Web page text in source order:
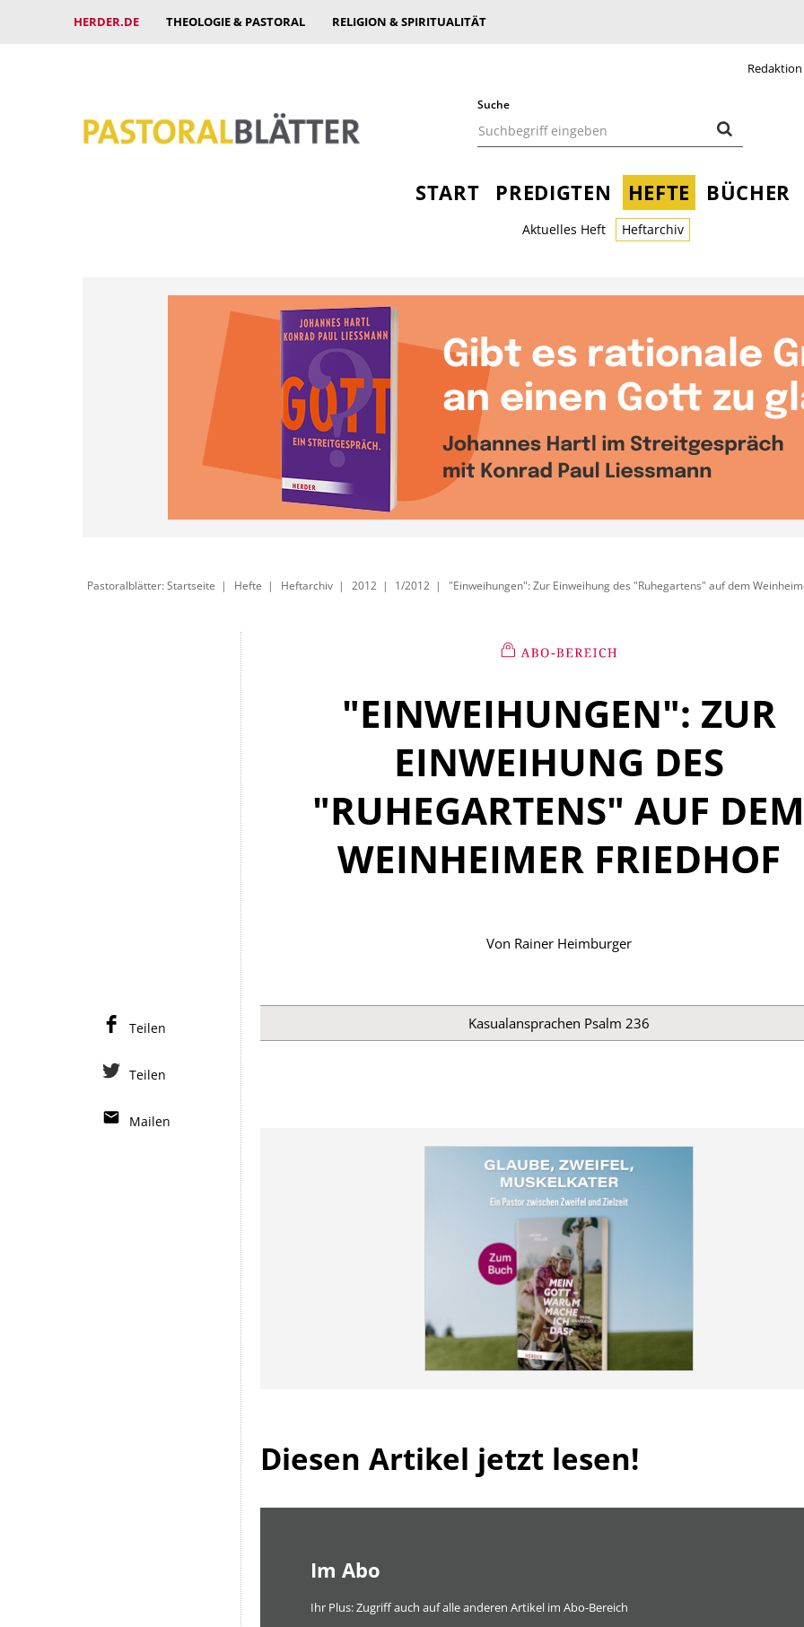
HERDER.DE THEOLOGIE & PASTORAL RELIGION & SPIRITUALITÄT
Redaktion
Suche
START PREDIGTEN HEFTE BÜCHER
Aktuelles Heft Heftarchiv
Pastoralblätter: Startseite Hefte Heftarchiv 2012 1/2012 "Einweihungen": Zur Einweihung des "Ruhegartens" auf dem
"EINWEIHUNGEN": ZUR
EINWEIHUNG DES
"RUHEGARTENS" AUF DEM
WEINHEIMER FRIEDHOF
Von Rainer Heimburger
Kasualansprachen Psalm 236
Diesen Artikel jetzt lesen!
Im Abo
Ihr Plus: Zugriff auch auf alle anderen Artikel im Abo-Bereich
Teilen
Teilen
Mailen